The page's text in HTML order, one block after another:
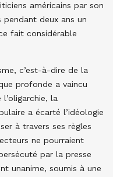
américains par son
deux ans un
fait considérable
c’est-à-dire de la
profonde a vaincu
la
a écarté l’idéologie
à travers ses règles
ne pourraient
par la presse
unanime, soumis à une